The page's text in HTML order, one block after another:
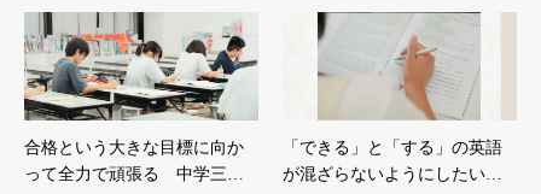
合格という大きな目標に向か
って全力で頑張る 中学三…
「できる」と「する」の英語
が混ざらないようにしたい…